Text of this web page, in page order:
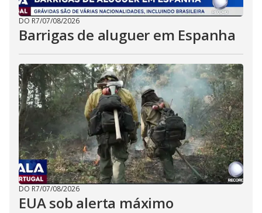
DO R7/07/08/2026
Barrigas de aluguer em Espanha
DO R7/07/08/2026
EUA sob alerta máximo